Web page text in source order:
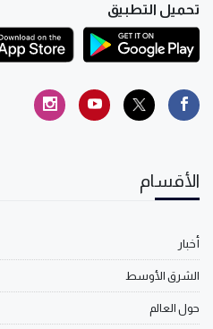
تحميل التطبيق
الأقسام
أخبار
الشرق الأوسط
حول العالم